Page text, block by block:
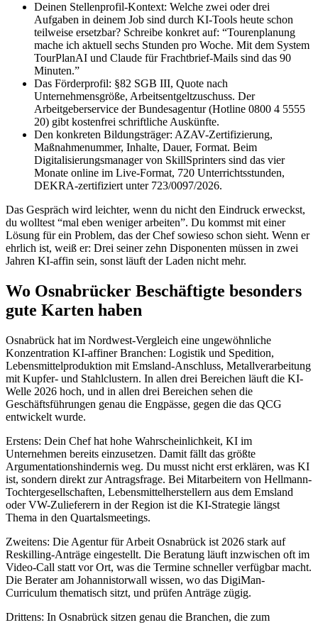
Deinen Stellenprofil-Kontext: Welche zwei oder drei
Aufgaben in deinem Job sind durch KI-Tools heute schon
teilweise ersetzbar? Schreibe konkret auf: “Tourenplanung
mache ich aktuell sechs Stunden pro Woche. Mit dem System
TourPlanAI und Claude für Frachtbrief-Mails sind das 90
Minuten.”
Das Förderprofil: §82 SGB III, Quote nach
Unternehmensgröße, Arbeitsentgeltzuschuss. Der
Arbeitgeberservice der Bundesagentur (Hotline 0800 4 5555
20) gibt kostenfrei schriftliche Auskünfte.
Den konkreten Bildungsträger: AZAV-Zertifizierung,
Maßnahmenummer, Inhalte, Dauer, Format. Beim
Digitalisierungsmanager von SkillSprinters sind das vier
Monate online im Live-Format, 720 Unterrichtsstunden,
DEKRA-zertifiziert unter 723/0097/2026.
Das Gespräch wird leichter, wenn du nicht den Eindruck erweckst,
du wolltest “mal eben weniger arbeiten”. Du kommst mit einer
Lösung für ein Problem, das der Chef sowieso schon sieht. Wenn er
ehrlich ist, weiß er: Drei seiner zehn Disponenten müssen in zwei
Jahren KI-affin sein, sonst läuft der Laden nicht mehr.
Wo Osnabrücker Beschäftigte besonders
gute Karten haben
Osnabrück hat im Nordwest-Vergleich eine ungewöhnliche
Konzentration KI-affiner Branchen: Logistik und Spedition,
Lebensmittelproduktion mit Emsland-Anschluss, Metallverarbeitung
mit Kupfer- und Stahlclustern. In allen drei Bereichen läuft die KI-
Welle 2026 hoch, und in allen drei Bereichen sehen die
Geschäftsführungen genau die Engpässe, gegen die das QCG
entwickelt wurde.
Erstens: Dein Chef hat hohe Wahrscheinlichkeit, KI im
Unternehmen bereits einzusetzen. Damit fällt das größte
Argumentationshindernis weg. Du musst nicht erst erklären, was KI
ist, sondern direkt zur Antragsfrage. Bei Mitarbeitern von Hellmann-
Tochtergesellschaften, Lebensmittelherstellern aus dem Emsland
oder VW-Zulieferern in der Region ist die KI-Strategie längst
Thema in den Quartalsmeetings.
Zweitens: Die Agentur für Arbeit Osnabrück ist 2026 stark auf
Reskilling-Anträge eingestellt. Die Beratung läuft inzwischen oft im
Video-Call statt vor Ort, was die Termine schneller verfügbar macht.
Die Berater am Johannistorwall wissen, wo das DigiMan-
Curriculum thematisch sitzt, und prüfen Anträge zügig.
Drittens: In Osnabrück sitzen genau die Branchen, die zum